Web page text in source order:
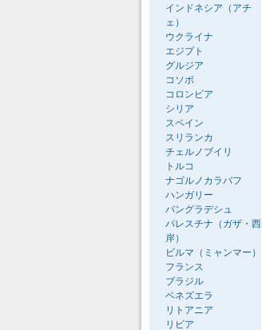
インドネシア（アチ
ェ）
ウクライナ
エジプト
グルジア
コソボ
コロンビア
シリア
スペイン
スリランカ
チェルノブイリ
トルコ
ナゴルノカラバフ
ハンガリー
バングラデシュ
パレスチナ（ガザ・西
岸）
ビルマ（ミャンマー）
フランス
ブラジル
ベネズエラ
リトアニア
リビア